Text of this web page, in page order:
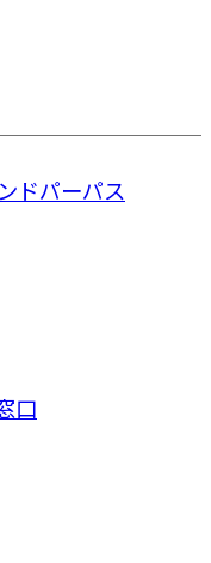
ドパーパス
⼝